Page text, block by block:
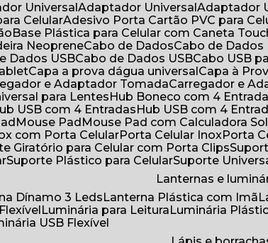
Universal Adaptador Universal Adaptador
Celular
Adesivo Porta Cartão PVC para
Base Plástica para Celular com Caneta
Neoprene Cabo de Dados Cabo de
Dados USB Cabo de Dados USB Cabo USB
Capa a prova dágua universal Capa à
e Adaptador Tomada Carregador e
para Lentes Hub Boneco com 4
Hub USB com 4 Entradas Hub USB com 4
Mouse Pad Mouse Pad com Calculadora
com Porta Celular Porta Celular Inox Porta
Giratório para Celular com Porta Clips
Suporte Plástico para Celular Suporte
Lanternas e
Dínamo 3 Leds Lanterna Plástica com Imã
Luminária para Leitura Luminária
USB Flexível